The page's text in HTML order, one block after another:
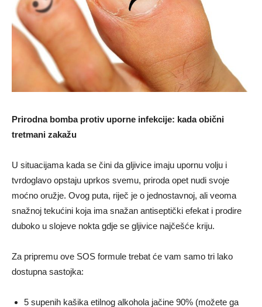
Prirodna bomba protiv uporne infekcije: kada obični
tretmani zakažu
U situacijama kada se čini da gljivice imaju upornu volju i
tvrdoglavo opstaju uprkos svemu, priroda opet nudi svoje
moćno oružje. Ovog puta, riječ je o jednostavnoj, ali veoma
snažnoj tekućini koja ima snažan antiseptički efekat i prodire
duboko u slojeve nokta gdje se gljivice najčešće kriju.
Za pripremu ove SOS formule trebat će vam samo tri lako
dostupna sastojka:
5 supenih kašika etilnog alkohola jačine 90% (možete ga